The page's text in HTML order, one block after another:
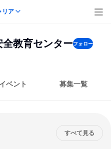
リア
教育センターフォロー
ベント 募集一覧
すべて見る